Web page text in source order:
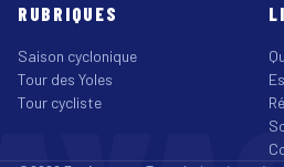
RUBRIQUES
Saison cyclonique
Tour des Yoles
Tour cycliste